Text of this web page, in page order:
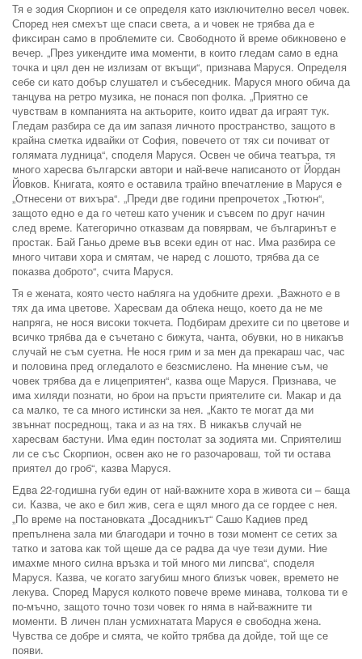
Тя е зодия Скорпион и се определя като изключително весел човек.
Според нея смехът ще спаси света, а и човек не трябва да е
фиксиран само в проблемите си. Свободното й време обикновено е
вечер. „През уикендите има моменти, в които гледам само в една
точка и цял ден не излизам от вкъщи“, признава Маруся. Определя
себе си като добър слушател и събеседник. Маруся много обича да
танцува на ретро музика, не понася поп фолка. „Приятно се
чувствам в компанията на актьорите, които идват да играят тук.
Гледам разбира се да им запазя личното пространство, защото в
крайна сметка идвайки от София, повечето от тях си почиват от
голямата лудница“, споделя Маруся. Освен че обича театъра, тя
много харесва български автори и най-вече написаното от Йордан
Йовков. Книгата, която е оставила трайно впечатление в Маруся е
„Отнесени от вихъра“. „Преди две години препрочетох „Тютюн“,
защото едно е да го четеш като ученик и съвсем по друг начин
след време. Категорично отказвам да повярвам, че българинът е
простак. Бай Ганьо дреме във всеки един от нас. Има разбира се
много читави хора и смятам, че наред с лошото, трябва да се
показва доброто“, счита Маруся.
Тя е жената, която често набляга на удобните дрехи. „Важното е в
тях да има цветове. Харесвам да облека нещо, което да не ме
напряга, не нося високи токчета. Подбирам дрехите си по цветове и
всичко трябва да е съчетано с бижута, чанта, обувки, но в никакъв
случай не съм суетна. Не нося грим и за мен да прекараш час, час
и половина пред огледалото е безсмислено. На мнение съм, че
човек трябва да е лицеприятен“, казва още Маруся. Признава, че
има хиляди познати, но брои на пръсти приятелите си. Макар и да
са малко, те са много истински за нея. „Както те могат да ми
звъннат посреднощ, така и аз на тях. В никакъв случай не
харесвам бастуни. Има един постолат за зодията ми. Сприятелиш
ли се със Скорпион, освен ако не го разочароваш, той ти остава
приятел до гроб“, казва Маруся.
Едва 22-годишна губи един от най-важните хора в живота си – баща
си. Казва, че ако е бил жив, сега е щял много да се гордее с нея.
„По време на постановката „Досадникът“ Сашо Кадиев пред
препълнена зала ми благодари и точно в този момент се сетих за
татко и затова как той щеше да се радва да чуе тези думи. Ние
имахме много силна връзка и той много ми липсва“, споделя
Маруся. Казва, че когато загубиш много близък човек, времето не
лекува. Според Маруся колкото повече време минава, толкова ти е
по-мъчно, защото точно този човек го няма в най-важните ти
моменти. В личен план усмихнатата Маруся е свободна жена.
Чувства се добре и смята, че който трябва да дойде, той ще се
появи.